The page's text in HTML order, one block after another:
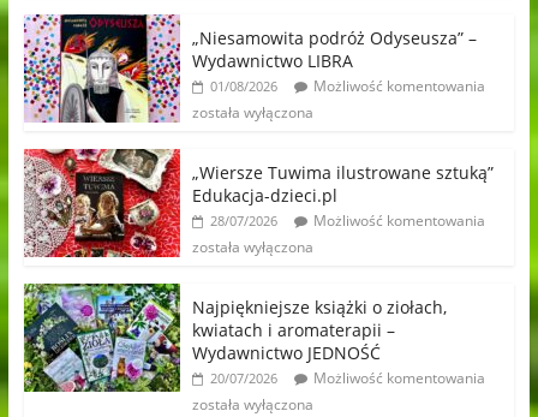
„Niesamowita podróż Odyseusza” –
Wydawnictwo LIBRA
01/08/2026
Możliwość komentowania
została wyłączona
„Wiersze Tuwima ilustrowane sztuką”
Edukacja-dzieci.pl
28/07/2026
Możliwość komentowania
została wyłączona
Najpiękniejsze książki o ziołach,
kwiatach i aromaterapii –
Wydawnictwo JEDNOŚĆ
20/07/2026
Możliwość komentowania
została wyłączona